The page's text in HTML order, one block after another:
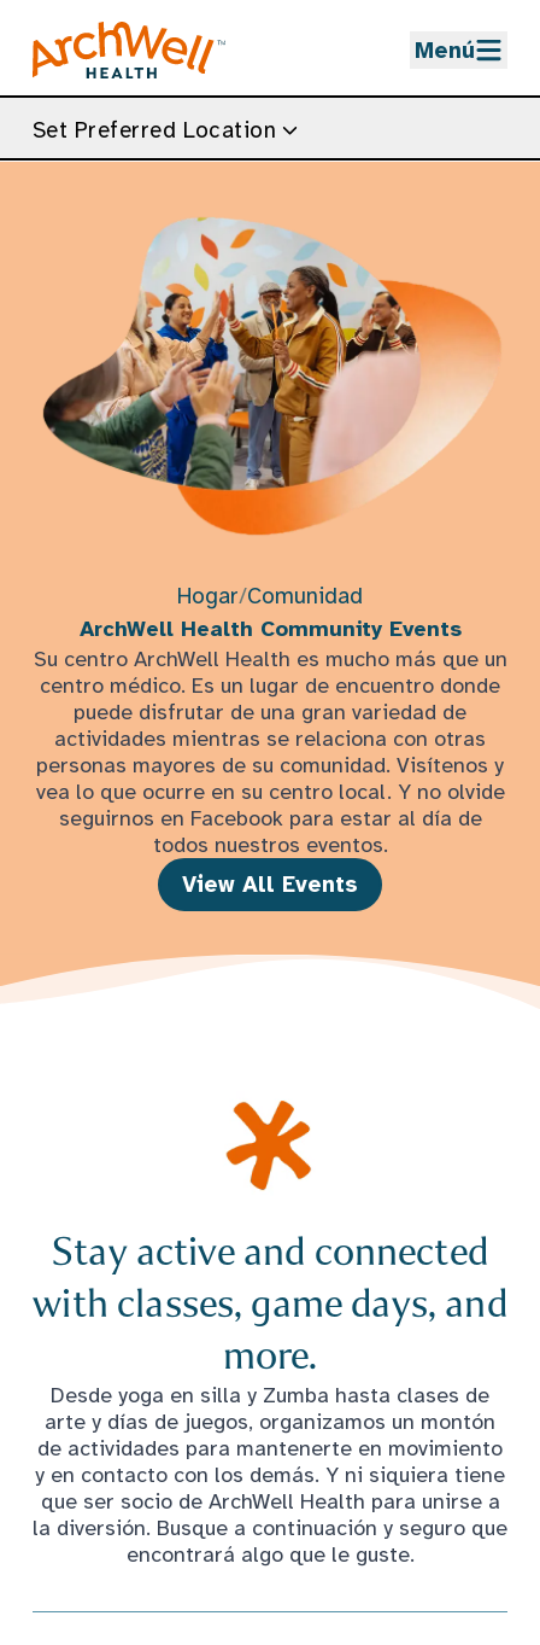
Menú
Set Preferred Location
Hogar/Comunidad
ArchWell Health Community Events
Su centro ArchWell Health es mucho más que un
centro médico. Es un lugar de encuentro donde
puede disfrutar de una gran variedad de
actividades mientras se relaciona con otras
personas mayores de su comunidad. Visítenos y
vea lo que ocurre en su centro local. Y no olvide
seguirnos en Facebook para estar al día de
todos nuestros eventos.
View All Events
Stay active and connected
with classes, game days, and
more.
Desde yoga en silla y Zumba hasta clases de
arte y días de juegos, organizamos un montón
de actividades para mantenerte en movimiento
y en contacto con los demás. Y ni siquiera tiene
que ser socio de ArchWell Health para unirse a
la diversión. Busque a continuación y seguro que
encontrará algo que le guste.